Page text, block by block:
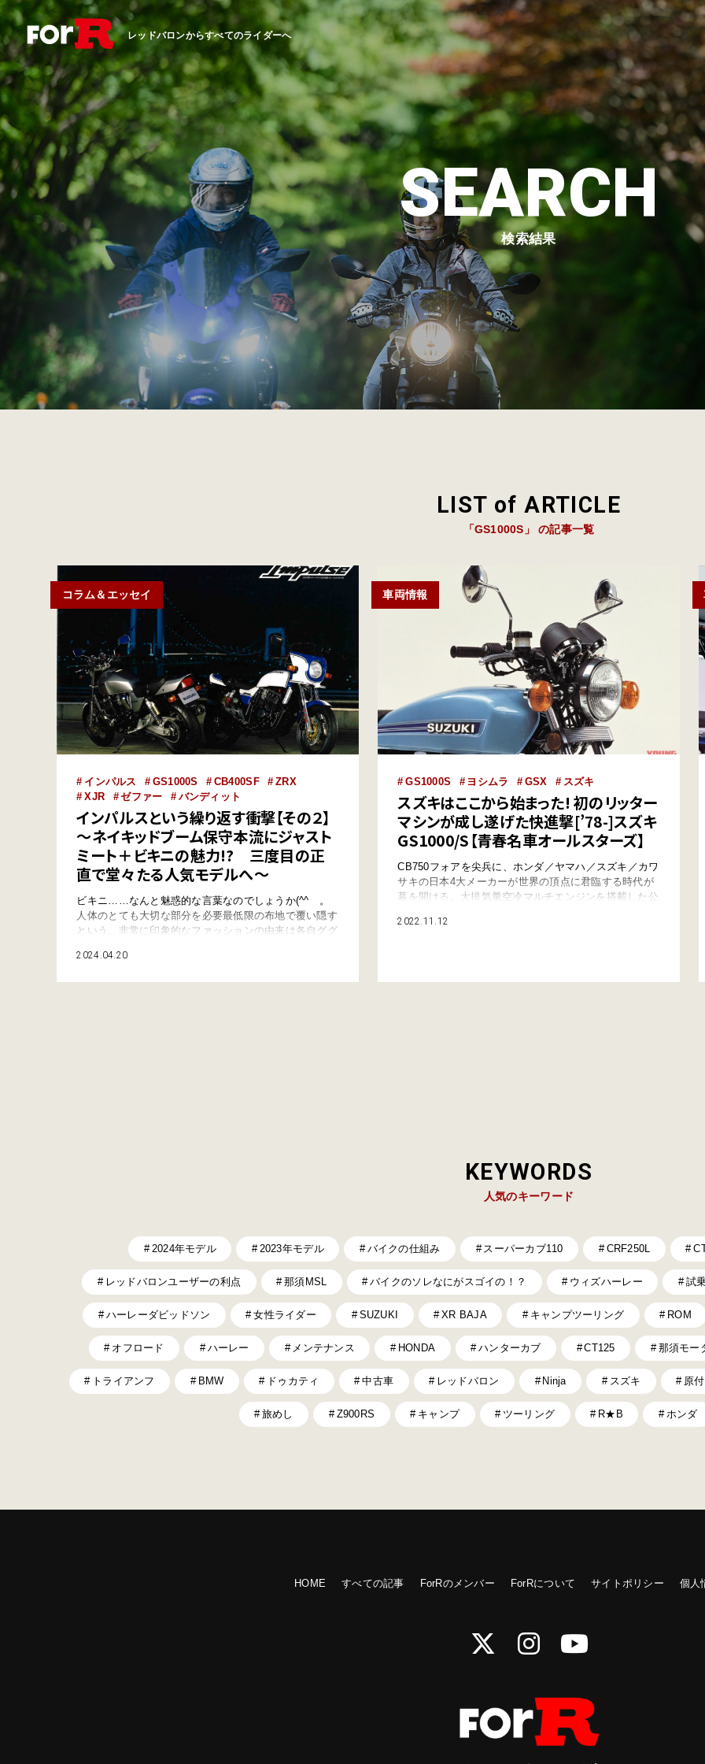
レッドバロンからすべてのライダーへ
SEARCH
検索結果
LIST of ARTICLE
「GS1000S」 の記事一覧
コラム＆エッセイ
インパルス GS1000S CB400SF
ZRX
XJR
ゼファー バンディット
インパルスという繰り返す衝撃【その２】
～ネイキッドブーム保守本流にジャスト
ミート＋ビキニの魅力!? 三度目の正
直で堂々たる人気モデルへ～
ビキニ……なんと魅惑的な言葉なのでしょうか(^^ゞ。
人体のとても大切な部分を必要最低限の布地で覆い隠す
という、非常に印象的なファッションの由来は各自ググ
というものがありましたよね？ そうです、「ビキニカ
2024.04.20
車両情報
GS1000S ヨシムラ GSX スズキ
スズキはここから始まった! 初のリッター
マシンが成し遂げた快進撃[’78-]スズキ
GS1000/S【青春名車オールスターズ】
CB750フォアを尖兵に、ホンダ／ヤマハ／スズキ／カワ
サキの日本4大メーカーが世界の頂点に君臨する時代が
幕を開ける。大排気量空冷マルチエンジンを搭載した公
は、スズキ初のリッターマシンであり、現代のGSXシ
2022.11.12
KEYWORDS
人気のキーワード
2024年モデル 2023年モデル バイクの仕組み スーパーカブ110 CRF250L
レッドバロンユーザーの利点 那須MSL バイクのソレなにがスゴイの！？ ウィズハーレー 試
ハーレーダビッドソン 女性ライダー SUZUKI XR BAJA キャンプツーリング ROM
オフロード ハーレー メンテナンス HONDA ハンターカブ CT125 那須モー
トライアンフ BMW ドゥカティ 中古車 レッドバロン Ninja スズキ 原
旅めし Z900RS キャンプ ツーリング R★B ホンダ
HOME すべての記事 ForRのメンバー ForRについて サイトポリシー 個人